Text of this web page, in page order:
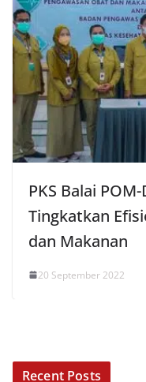
PKS Balai
Tingkatkan
dan Makanan
20 September 2022
Recent Posts